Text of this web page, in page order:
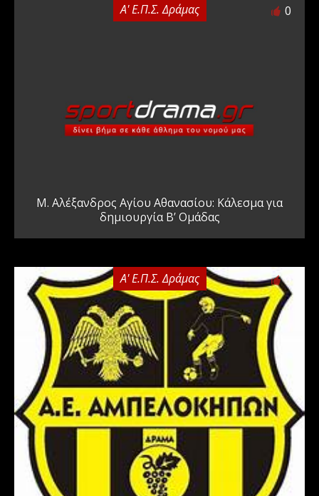
Α' Ε.Π.Σ. Δράμας 0
Μ. Αλέξανδρος Αγίου Αθανασίου: Κάλεσμα για
δημιουργία Β’ Ομάδας
Α' Ε.Π.Σ. Δράμας 0